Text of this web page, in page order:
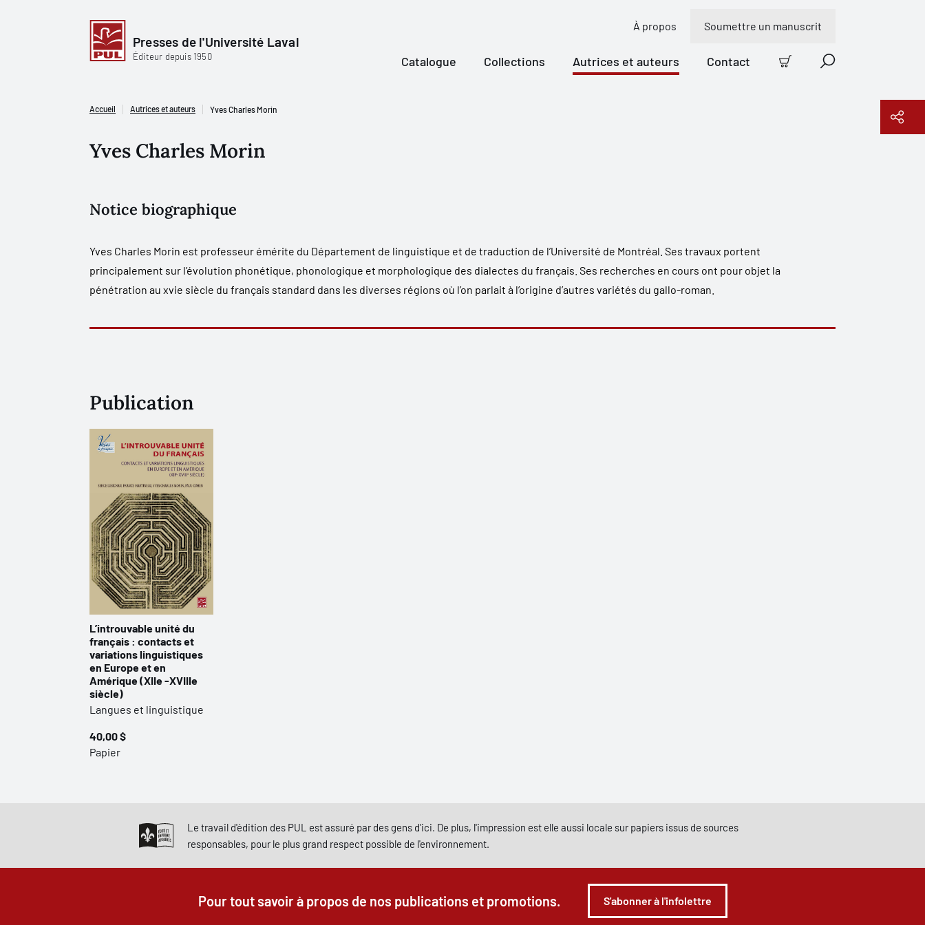
Presses de l'Université Laval
Éditeur depuis 1950
À propos Soumettre un manuscrit
Catalogue Collections Autrices et auteurs Contact
Panier Recherche
Accueil Autrices et auteurs Yves Charles Morin
Yves Charles Morin
Notice biographique
Yves Charles Morin est professeur émérite du Département de linguistique et de traduction de l’Université de Montréal. Ses travaux portent
principalement sur l’évolution phonétique, phonologique et morphologique des dialectes du français. Ses recherches en cours ont pour objet la
pénétration au xvie siècle du français standard dans les diverses régions où l’on parlait à l’origine d’autres variétés du gallo-roman.
Publication
L’introuvable unité du
français : contacts et
variations linguistiques
en Europe et en
Amérique (XIIe -XVIIIe
siècle)
Langues et linguistique
40,00 $
Papier
Le travail d'édition des PUL est assuré par des gens d'ici. De plus, l'impression est elle aussi locale sur papiers issus de sources
responsables, pour le plus grand respect possible de l'environnement.
Pour tout savoir à propos de nos publications et promotions. S'abonner à l'infolettre